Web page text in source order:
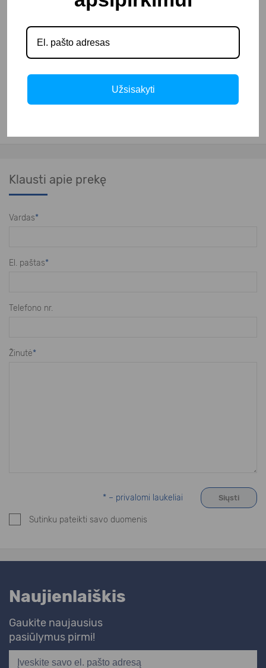
Šios spiralinės tešlos maišyklės yra su fiksuotu arba nuimamu
duonkubiliu pasirinktinai.
Matmenys su fiksuotu duonkubiliu: 385x670x725 mm
Klausti apie prekę
Vardas*
El. paštas*
Telefono nr.
Žinutė*
* – privalomi laukeliai
Sutinku pateikti savo duomenis
Naujienlaiškis
Gaukite naujausius
pasiūlymus pirmi!
Užsisakyti